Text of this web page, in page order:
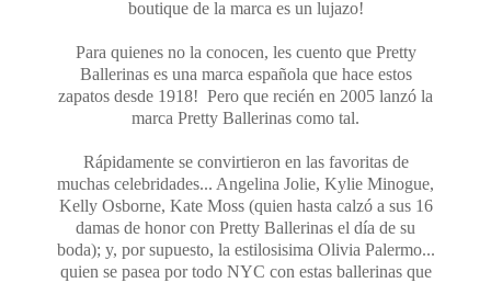
boutique de la marca es un lujazo!
Para quienes no la conocen, les cuento que Pretty
Ballerinas es una marca española que hace estos
zapatos desde 1918! Pero que recién en 2005 lanzó la
marca Pretty Ballerinas como tal.
Rápidamente se convirtieron en las favoritas de
muchas celebridades... Angelina Jolie, Kylie Minogue,
Kelly Osborne, Kate Moss (quien hasta calzó a sus 16
damas de honor con Pretty Ballerinas el día de su
boda); y, por supuesto, la estilosisima Olivia Palermo...
quien se pasea por todo NYC con estas ballerinas que